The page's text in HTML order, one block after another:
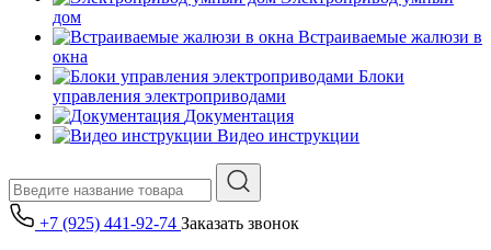
дом
Встраиваемые жалюзи в
окна
Блоки
управления электроприводами
Документация
Видео инструкции
+7 (925) 441-92-74 Заказать звонок